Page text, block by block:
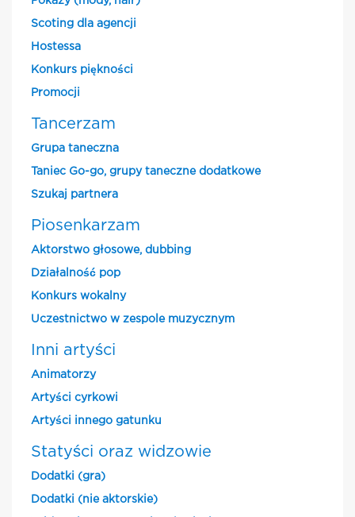
Scoting dla agencji
Hostessa
Konkurs piękności
Promocji
Tancerzam
Grupa taneczna
Taniec Go-go, grupy taneczne dodatkowe
Szukaj partnera
Piosenkarzam
Aktorstwo głosowe, dubbing
Działalność pop
Konkurs wokalny
Uczestnictwo w zespole muzycznym
Inni artyści
Animatorzy
Artyści cyrkowi
Artyści innego gatunku
Statyści oraz widzowie
Dodatki (gra)
Dodatki (nie aktorskie)